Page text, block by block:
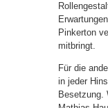
Pinkerton
mitbringt.
Für die
in jeder
Besetzung.